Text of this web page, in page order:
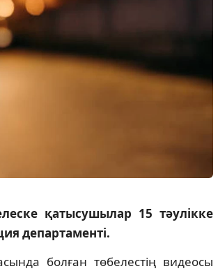
қатысушылар 15 тәулікке
департаменті.
болған төбелестің видеосы